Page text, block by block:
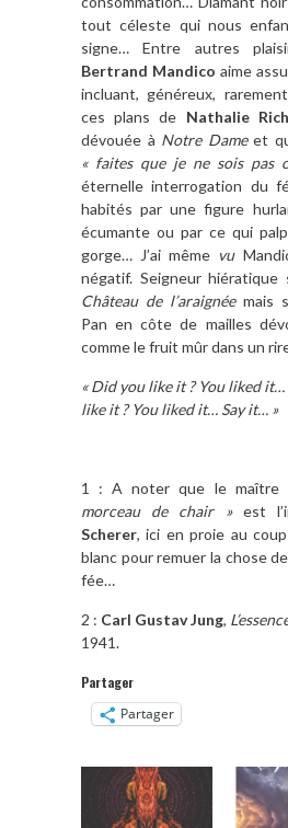
tout céleste qui nous
signe… Entre autres
Bertrand Mandico aime
incluant, généreux,
ces plans de Nathalie
dévouée à Notre Dameet
« faites que je ne sois pas
éternelle interrogation du
habités par une figure
écumante ou par ce qui
gorge… J’ai même vu
négatif. Seigneur hiératique
Château de l’araignéemais
Pan en côte de mailles
comme le fruit mûr dans un
« Did you like it ? You liked
like it ? You liked it… Say it… »
1 : A noter que le maître
morceau de chair »est
Scherer, ici en proie au
blanc pour remuer la chose
fée…
2 : Carl Gustav Jung,
1941.
Partager
Partager